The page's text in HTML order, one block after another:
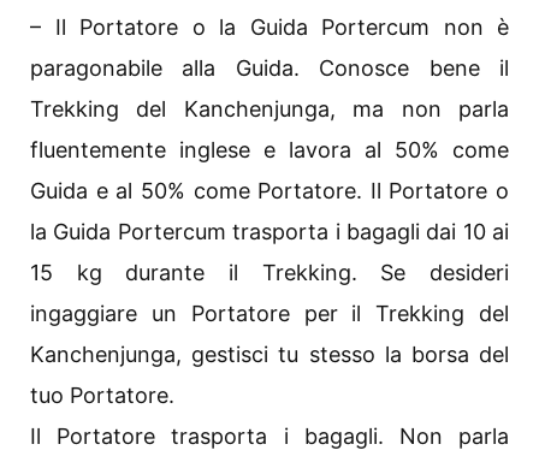
– Il Portatore o la Guida Portercum non è
paragonabile alla Guida. Conosce bene il
Trekking del Kanchenjunga, ma non parla
fluentemente inglese e lavora al 50% come
Guida e al 50% come Portatore. Il Portatore o
la Guida Portercum trasporta i bagagli dai 10 ai
15 kg durante il Trekking. Se desideri
ingaggiare un Portatore per il Trekking del
Kanchenjunga, gestisci tu stesso la borsa del
tuo Portatore.
Il Portatore trasporta i bagagli. Non parla